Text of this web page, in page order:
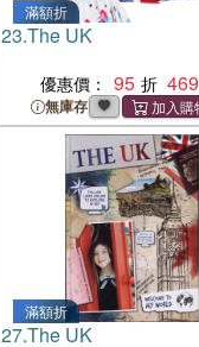
滿額折
23.The UK
優惠價： 95 469
無庫存
滿額折
27.The UK